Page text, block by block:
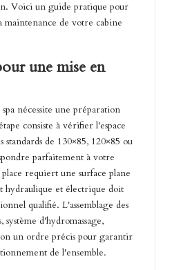
Voici un guide pratique pour
maintenance de votre cabine
une mise en
nécessite une préparation
consiste à vérifier l'espace
standards de 130×85, 120×85 ou
parfaitement à votre
requiert une surface plane
hydraulique et électrique doit
qualifié. L'assemblage des
d'hydromassage,
un ordre précis pour garantir
de l'ensemble.